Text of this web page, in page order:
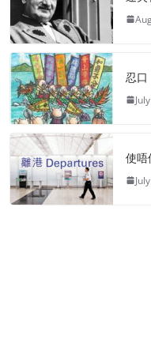
忍口
使唔